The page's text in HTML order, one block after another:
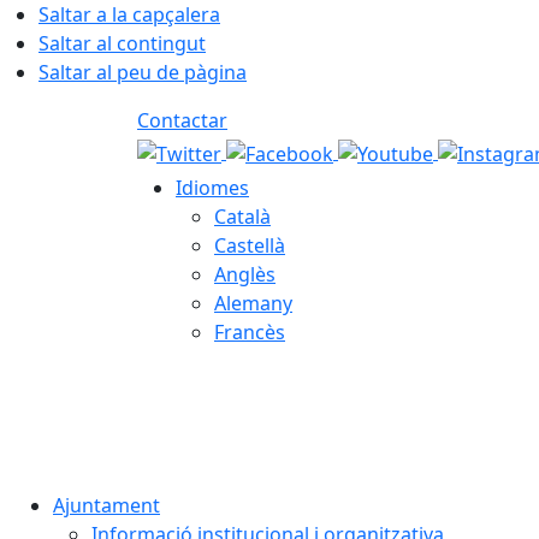
Saltar a la capçalera
Saltar al contingut
Saltar al peu de pàgina
Contactar
Idiomes
Català
Castellà
Anglès
Alemany
Francès
Ajuntament